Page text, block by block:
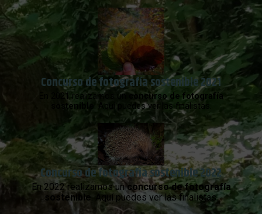
Concurso de fotografía sostenible 2021
En 2021 realizamos un concurso de fotografía
sostenible
. Aquí puedes ver las finalistas.
Concurso de fotografía sostenible 2022
En 2022 realizamos unconcurso de fotografía
sostenible
. Aquí puedes ver las finalistas.